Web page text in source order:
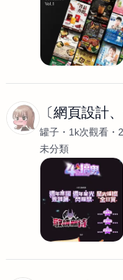
〔網頁設計
罐子 1k次觀看
未分類